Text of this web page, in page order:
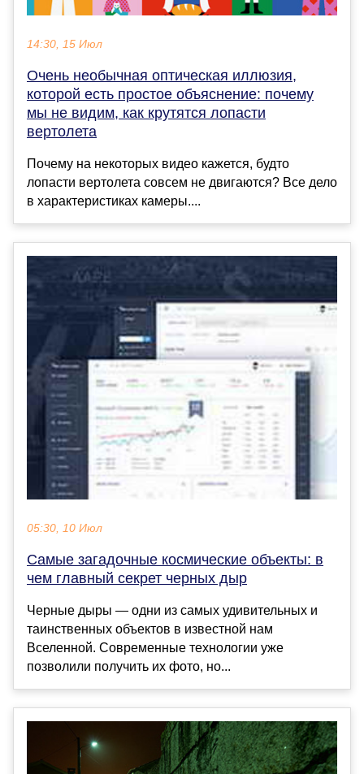
14:30, 15 Июл
Очень необычная оптическая иллюзия,
которой есть простое объяснение: почему
мы не видим, как крутятся лопасти
вертолета
Почему на некоторых видео кажется, будто
лопасти вертолета совсем не двигаются? Все дело
в характеристиках камеры....
05:30, 10 Июл
Самые загадочные космические объекты: в
чем главный секрет черных дыр
Черные дыры — одни из самых удивительных и
таинственных объектов в известной нам
Вселенной. Современные технологии уже
позволили получить их фото, но...